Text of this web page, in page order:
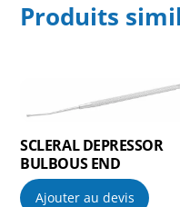
Produits
SCLERAL DEPRESSOR
BULBOUS END
Ajouter au devis